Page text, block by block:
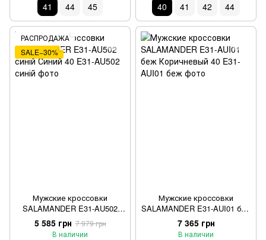
41 44 45 40 41 42 44
РАСПРОДАЖА
SALE−30%
Мужские кроссовки
SALAMANDER E31-AU502
синій Синий 40
5 585 грн 7 979 грн
В наличии
Мужские кроссовки
SALAMANDER E31-AUI01 беж
Коричневый 40
7 365 грн
В наличии